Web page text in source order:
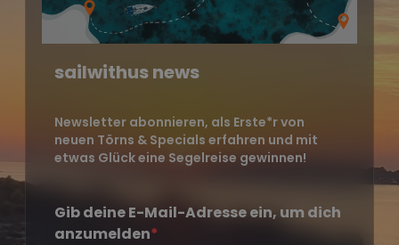
sailwithus news
Newsletter abonnieren, als Erste*r von
neuen Törns & Specials erfahren und mit
etwas Glück eine Segelreise gewinnen!
Gib deine E-Mail-Adresse ein, um dich
anzumelden